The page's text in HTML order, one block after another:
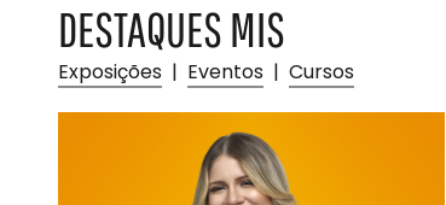
DESTAQUES MIS
Exposições | Eventos | Cursos